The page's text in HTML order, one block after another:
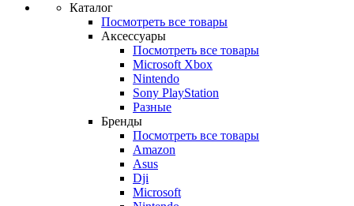
Каталог
Посмотреть все товары
Аксессуары
Посмотреть все товары
Microsoft Xbox
Nintendo
Sony PlayStation
Разные
Бренды
Посмотреть все товары
Amazon
Asus
Dji
Microsoft